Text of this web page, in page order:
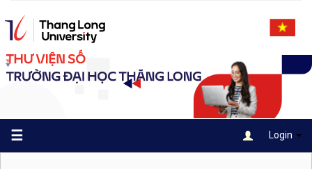
navigation
☰ Login